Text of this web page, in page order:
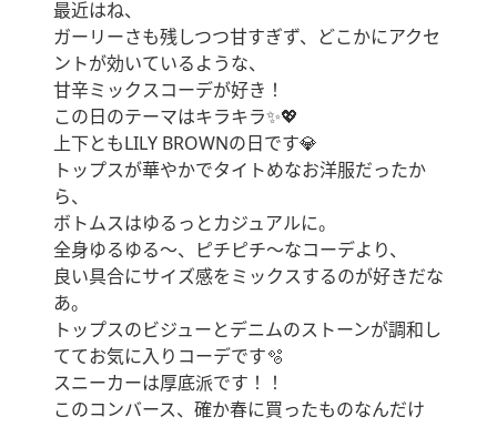
最近はね、
ガーリーさも残しつつ甘すぎず、どこかにアクセ
ントが効いているような、
甘辛ミックスコーデが好き！
この日のテーマはキラキラ✨💖
上下ともLILY BROWNの日です💎
トップスが華やかでタイトめなお洋服だったか
ら、
ボトムスはゆるっとカジュアルに。
全身ゆるゆる〜、ピチピチ〜なコーデより、
良い具合にサイズ感をミックスするのが好きだな
あ。
トップスのビジューとデニムのストーンが調和し
ててお気に入りコーデです🫧
スニーカーは厚底派です！！
このコンバース、確か春に買ったものなんだけ